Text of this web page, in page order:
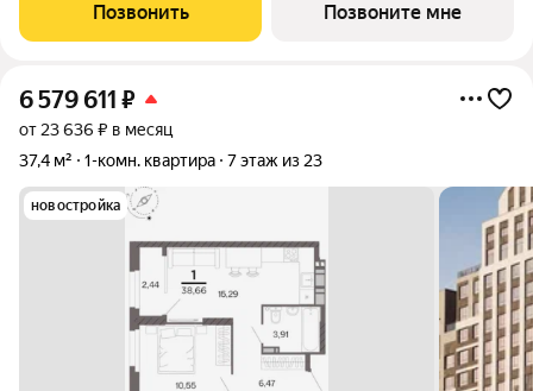
созданный с уважением к городу и
Позвонить Позвоните мне
6 579 611 ₽
от 23 636 ₽ в месяц
37,4 м²
1-комн. квартира 7 этаж из 23
новостройка